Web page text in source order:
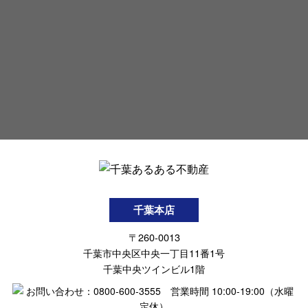
千葉本店
〒260-0013
千葉市中央区中央一丁目11番1号
千葉中央ツインビル1階